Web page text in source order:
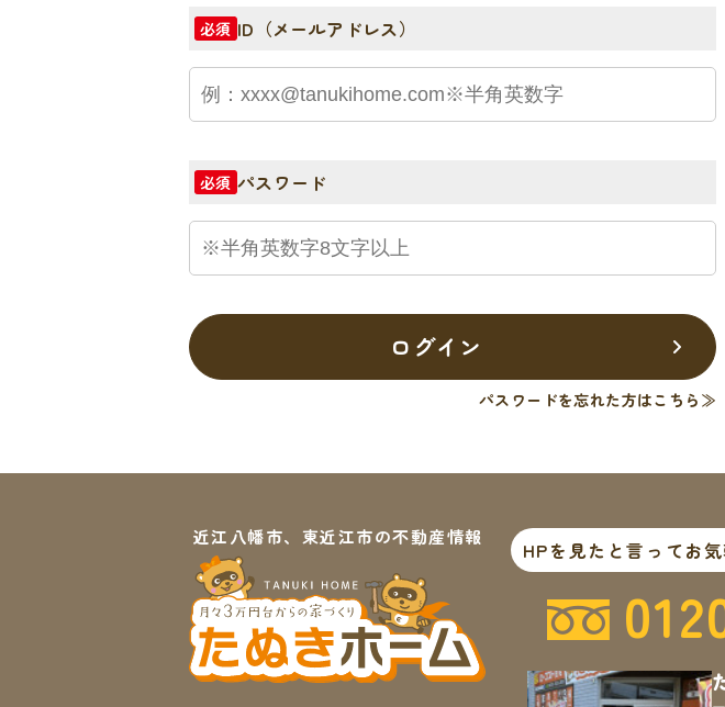
必須 ID（メールアドレス）
必須 パスワード
ログイン
パスワードを忘れた方はこちら≫
近江八幡市、東近江市の不動産情報
HPを見たと言ってお